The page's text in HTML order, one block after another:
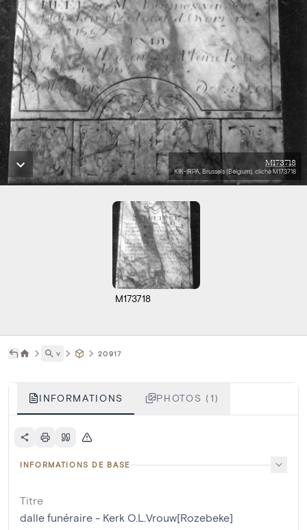
M173718
KIK-IRPA, Brussels (Belgium), cliché M173718
M173718
˅ 20917
INFORMATIONS PHOTOS (1)
INFORMATIONS DE BASE
Titre
dalle funéraire - Kerk O.L.Vrouw[Rozebeke]